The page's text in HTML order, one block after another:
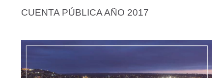
CUENTA PÚBLICA AÑO 2017